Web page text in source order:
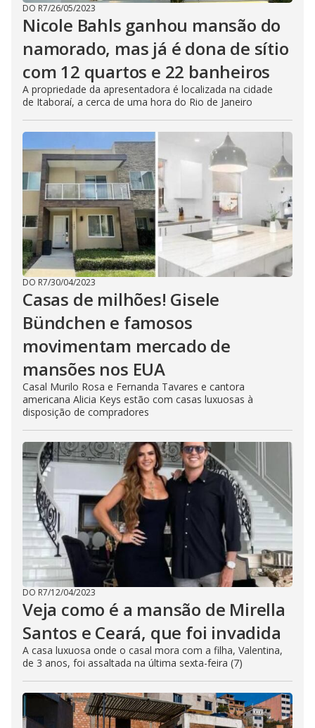
DO R7/26/05/2023
Nicole Bahls ganhou mansão do
namorado, mas já é dona de sítio
com 12 quartos e 22 banheiros
A propriedade da apresentadora é localizada na cidade
de Itaboraí, a cerca de uma hora do Rio de Janeiro
DO R7/30/04/2023
Casas de milhões! Gisele
Bündchen e famosos
movimentam mercado de
mansões nos EUA
Casal Murilo Rosa e Fernanda Tavares e cantora
americana Alicia Keys estão com casas luxuosas à
disposição de compradores
DO R7/12/04/2023
Veja como é a mansão de Mirella
Santos e Ceará, que foi invadida
A casa luxuosa onde o casal mora com a filha, Valentina,
de 3 anos, foi assaltada na última sexta-feira (7)